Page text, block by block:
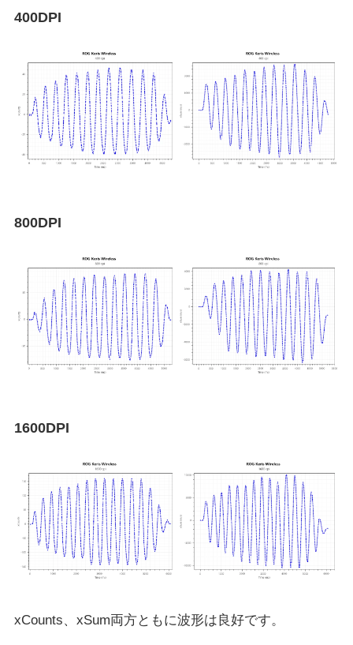
型番はあれどマウスごとに調整が異なるセンサー
ですが、どれだけ正確かを検証するために
「Mouse Tester v1.5」を利用します。
波を描いているとセンサーの正確性は高いです。
400DPI
800DPI
1600DPI
xCounts、xSum両方ともに波形は良好です。